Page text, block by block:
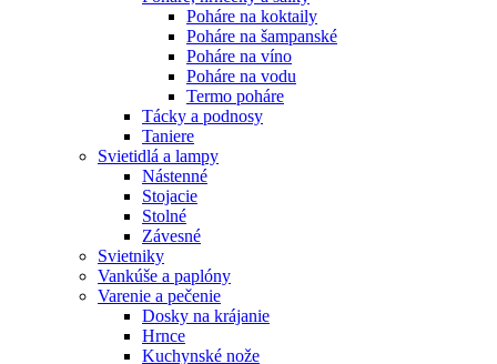
Poháre na koktaily
Poháre na šampanské
Poháre na víno
Poháre na vodu
Termo poháre
Tácky a podnosy
Taniere
Svietidlá a lampy
Nástenné
Stojacie
Stolné
Závesné
Svietniky
Vankúše a paplóny
Varenie a pečenie
Dosky na krájanie
Hrnce
Kuchynské nože